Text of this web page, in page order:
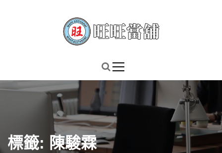
標籤: 陳駿霖